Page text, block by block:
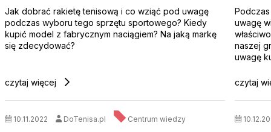
Jak dobrać rakietę tenisową i co wziąć pod uwagę
podczas wyboru tego sprzętu sportowego? Kiedy
kupić model z fabrycznym naciągiem? Na jaką markę
się zdecydować?
czytaj więcej
10.11.2022 DoTenisa.pl Centrum wiedzy
uwagę
naszej
uwagę
czytaj